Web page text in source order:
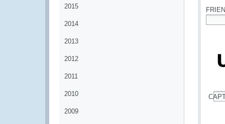
2015
2014
2013
2012
2011
2010
2009